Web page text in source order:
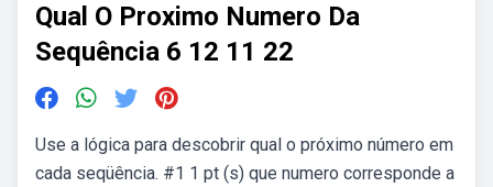
Qual O Proximo Numero Da
Sequência 6 12 11 22
Use a lógica para descobrir qual o próximo número em
cada seqüência. #1 1 pt (s) que numero corresponde a